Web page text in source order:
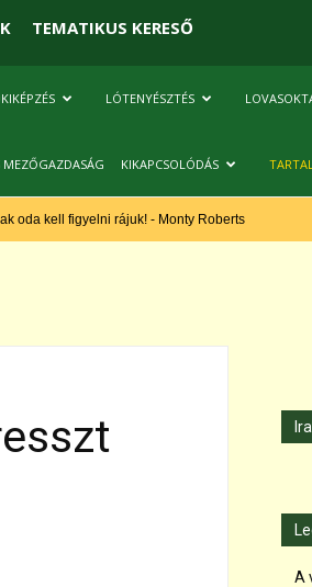
TEMATIKUS KERESŐ
LÓTENYÉSZTÉS
MEZŐGAZDASÁG KIKAPCSOLÓDÁS
oda kell figyelni rájuk! - Monty Roberts
A